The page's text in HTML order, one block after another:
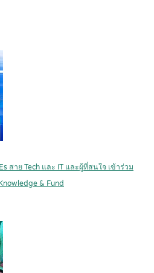
สาย Tech และ IT และผู้ที่สนใจ เข้าร่วม
& Fund